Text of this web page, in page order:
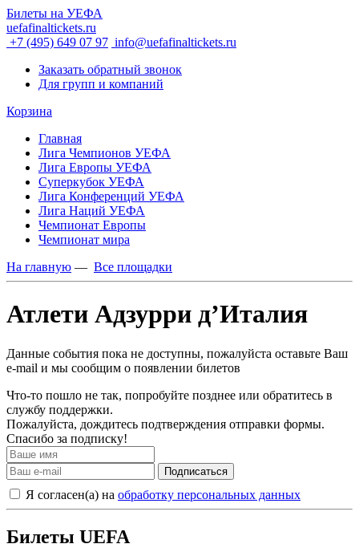
Билеты на УЕФА
uefafinaltickets.ru
+7 (495) 649 07 97 info@uefafinaltickets.ru
Заказать обратный звонок
Для групп и компаний
Корзина
Главная
Лига Чемпионов УЕФА
Лига Европы УЕФА
Суперкубок УЕФА
Лига Конференций УЕФА
Лига Наций УЕФА
Чемпионат Европы
Чемпионат мира
На главную — Все площадки
Атлети Адзурри д’Италия
Данные события пока не доступны, пожалуйста оставьте Ваш
e-mail и мы сообщим о появлении билетов
Что-то пошло не так, попробуйте позднее или обратитесь в
службу поддержки.
Пожалуйста, дождитесь подтверждения отправки формы.
Спасибо за подписку!
Подписаться
Я согласен(а) на обработку персональных данных
Билеты UEFA